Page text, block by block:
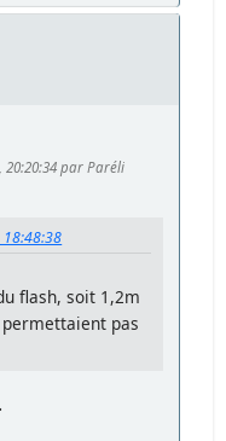
20:20:34 par Paréli
18:48:38
flash, soit 1,2m
pas